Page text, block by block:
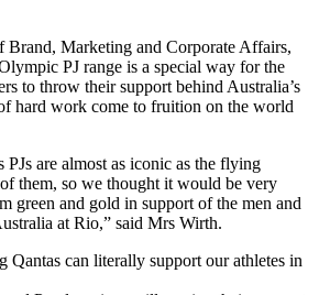
Brand, Marketing and Corporate Affairs,
PJ range is a special way for the
to throw their support behind Australia’s
hard work come to fruition on the world
are almost as iconic as the flying
them, so we thought it would be very
green and gold in support of the men and
at Rio,” said Mrs Wirth.
Qantas can literally support our athletes in